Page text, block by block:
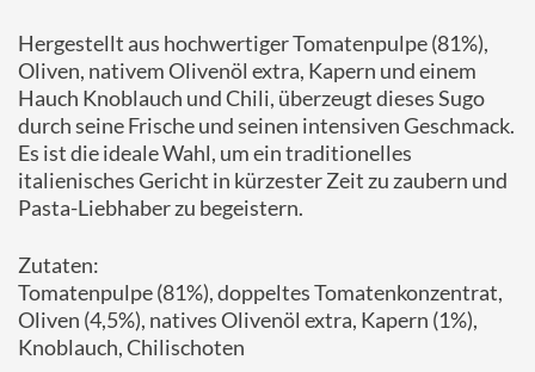
Hergestellt aus hochwertiger Tomatenpulpe (81%),
Oliven, nativem Olivenöl extra, Kapern und einem
Hauch Knoblauch und Chili, überzeugt dieses Sugo
durch seine Frische und seinen intensiven Geschmack.
Es ist die ideale Wahl, um ein traditionelles
italienisches Gericht in kürzester Zeit zu zaubern und
Pasta-Liebhaber zu begeistern.
Zutaten:
Tomatenpulpe (81%), doppeltes Tomatenkonzentrat,
Oliven (4,5%), natives Olivenöl extra, Kapern (1%),
Knoblauch, Chilischoten